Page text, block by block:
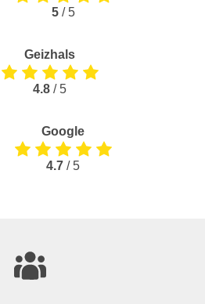
5/ 5
Geizhals
4.8 / 5
Google
4.7 / 5